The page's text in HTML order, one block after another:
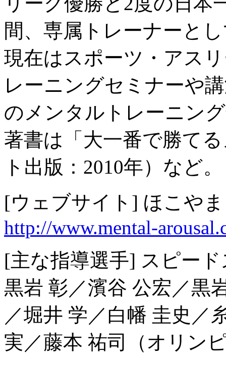
間、専属トレーナーと
現在はスポーツ・アス
レーニングセミナーや
のメンタルトレーニン
著書は「大一番で勝て
ト出版：2010年）など。
[ウェブサイト] ほこや
http://www.mental-
[主な指導選手] スピー
黒岩 彰／濱谷 公宏／黒
／堀井 学／白幡 圭史／
実／藤本 祐司（オリン